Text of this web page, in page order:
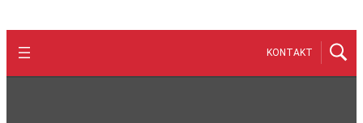
KONTAKT